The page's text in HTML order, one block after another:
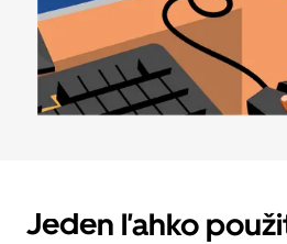
Jeden ľahko